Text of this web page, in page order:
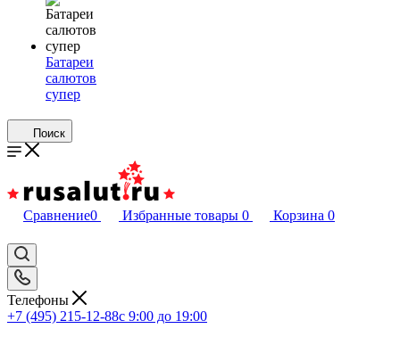
Батареи
салютов
супер
Поиск
Сравнение0 Избранные товары 0 Корзина 0
Телефоны
+7 (495) 215-12-88c 9:00 до 19:00